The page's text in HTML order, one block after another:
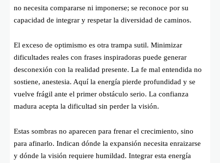
no necesita compararse ni imponerse; se reconoce por su
capacidad de integrar y respetar la diversidad de caminos.
El exceso de optimismo es otra trampa sutil. Minimizar
dificultades reales con frases inspiradoras puede generar
desconexión con la realidad presente. La fe mal entendida no
sostiene, anestesia. Aquí la energía pierde profundidad y se
vuelve frágil ante el primer obstáculo serio. La confianza
madura acepta la dificultad sin perder la visión.
Estas sombras no aparecen para frenar el crecimiento, sino
para afinarlo. Indican dónde la expansión necesita enraizarse
y dónde la visión requiere humildad. Integrar esta energía